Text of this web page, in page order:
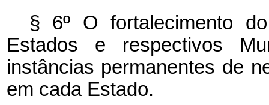
§ 6º O fortalecimento
Estados e respectivos
instâncias permanentes de
em cada Estado.